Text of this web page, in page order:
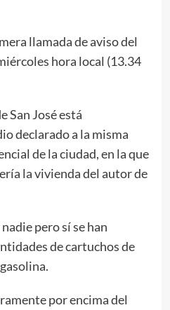
llamada de aviso del
hora local (13.34
San José está
declarado a la misma
de la ciudad, en la que
la vivienda del autor de
pero sí se han
de cartuchos de
por encima del